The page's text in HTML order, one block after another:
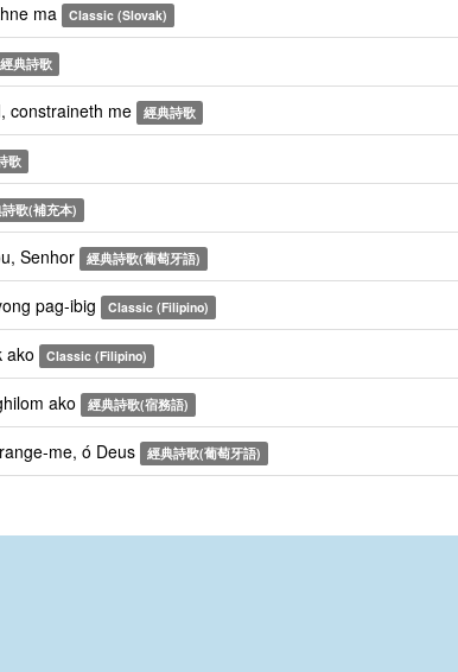
ma Classic (Slovak)
經典詩歌
constraineth me 經典詩歌
歌
歌(補充本)
Senhor 經典詩歌(葡萄牙語)
pag-ibig Classic (Filipino)
ako Classic (Filipino)
ako 經典詩歌(宿務語)
me, ó Deus 經典詩歌(葡萄牙語)